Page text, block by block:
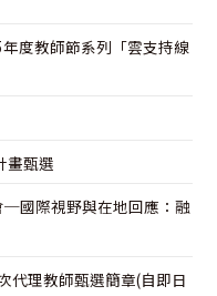
度教師節系列「雲支持線
畫甄選
─國際視野與在地回應：融
代理教師甄選簡章(自即日